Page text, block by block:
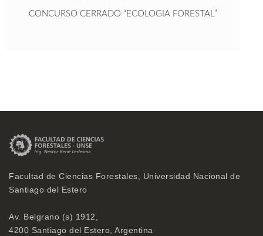
CONCURSO CERRADO “ECOLOGIA FORESTAL”
Facultad de Ciencias Forestales, Universidad Nacional de
Santiago del Estero
Av. Belgrano (s) 1912,
4200 Santiago del Estero, Argentina